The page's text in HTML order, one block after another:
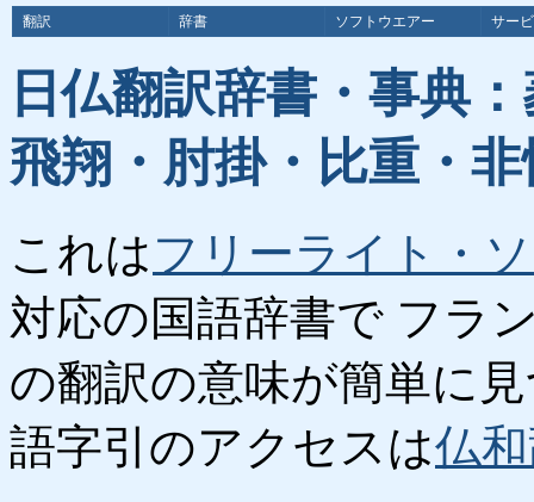
翻訳 辞書 ソフトウエアー サー
日仏翻訳辞書・事典
飛翔・肘掛・比重・
これはフリーライト・
対応の国語辞書で フラ
の翻訳の意味が簡単に
語字引のアクセスは仏